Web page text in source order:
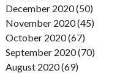
December 2020 (50)
November 2020 (45)
October 2020 (67)
September 2020 (70)
August 2020 (69)